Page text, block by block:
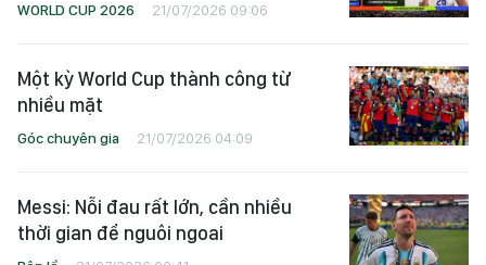
WORLD CUP 2026 21/07/2026 09:06
Một kỳ World Cup thành công từ
nhiều mặt
Góc chuyên gia 21/07/2026 04:09
Messi: Nỗi đau rất lớn, cần nhiều
thời gian để nguôi ngoai